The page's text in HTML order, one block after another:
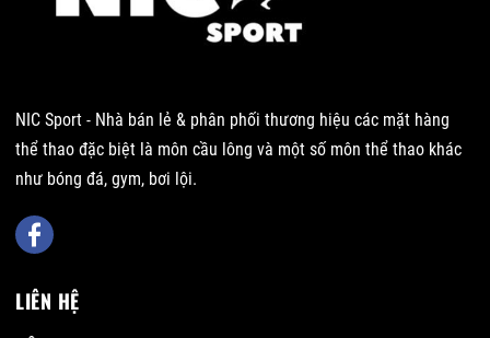
NIC Sport - Nhà bán lẻ & phân phối thương hiệu các mặt hàng
thể thao đặc biệt là môn cầu lông và một số môn thể thao khác
như bóng đá, gym, bơi lội.
LIÊN HỆ